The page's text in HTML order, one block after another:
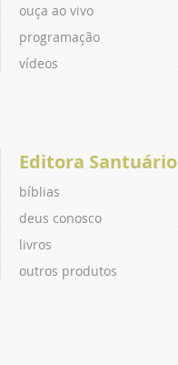
ouça ao vivo
programação
vídeos
Editora Santuário
bíblias
deus conosco
livros
outros produtos